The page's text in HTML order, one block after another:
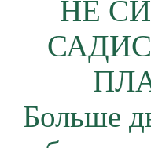
НЕ
Больше